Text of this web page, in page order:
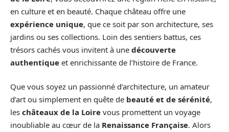
en culture et en beauté. Chaque château offre une
expérience unique, que ce soit par son architecture, ses
jardins ou ses collections. Loin des sentiers battus, ces
trésors cachés vous invitent à une découverte
authentique et enrichissante de l’histoire de France.
Que vous soyez un passionné d’architecture, un amateur
d’art ou simplement en quête de beauté et de sérénité,
les châteaux de la Loire vous promettent un voyage
inoubliable au cœur de la Renaissance Française. Alors